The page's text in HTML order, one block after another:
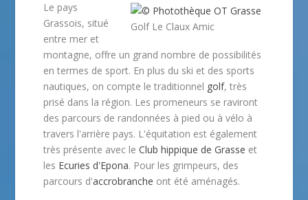
Golf Le Claux Amic
Le pays
Grassois, situé
entre mer et
montagne, offre un grand nombre de possibilités
en termes de sport. En plus du ski et des sports
nautiques, on compte le traditionnel golf, très
prisé dans la région. Les promeneurs se raviront
des parcours de randonnées à pied ou à vélo à
travers l'arrière pays. L'équitation est également
très présente avec le Club hippique de Grasse et
les Ecuries d'Epona. Pour les grimpeurs, des
parcours d'accrobranche ont été aménagés.